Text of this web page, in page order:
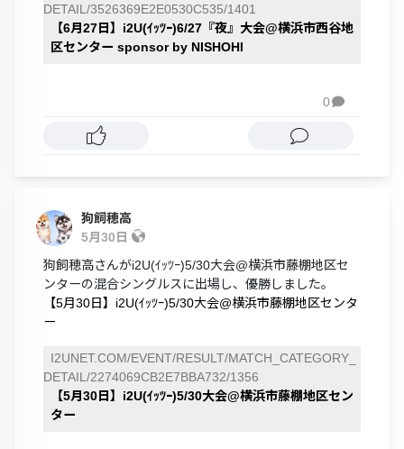
DETAIL/3526369E2E0530C535/1401
【6月27日】i2U(ｲｯﾂｰ)6/27『夜』大会@横浜市西谷地
区センター sponsor by NISHOHI
0
狗飼穂高
5月30日
狗飼穂高さんがi2U(ｲｯﾂｰ)5/30大会@横浜市藤棚地区セ
ンターの混合シングルスに出場し、優勝しました。
【5月30日】i2U(ｲｯﾂｰ)5/30大会@横浜市藤棚地区センタ
ー
I2UNET.COM/EVENT/RESULT/MATCH_CATEGORY_
DETAIL/2274069CB2E7BBA732/1356
【5月30日】i2U(ｲｯﾂｰ)5/30大会@横浜市藤棚地区セン
ター